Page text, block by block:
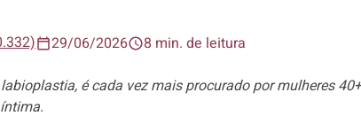
29/06/2026 8 min. de leitura
é cada vez mais procurado por mulheres